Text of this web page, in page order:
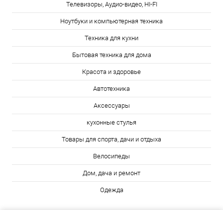
Телевизоры, Аудио-видео, HI-FI
Ноутбуки и компьютерная техника
Техника для кухни
Бытовая техника для дома
Красота и здоровье
Автотехника
Аксессуары
кухонные стулья
Товары для спорта, дачи и отдыха
Велосипеды
Дом, дача и ремонт
Одежда